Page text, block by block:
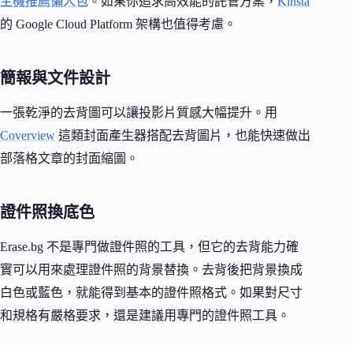
的 Google Cloud Platform 架構也值得考慮。
簡報與文件設計
一張乾淨的去背圖可以讓投影片質感大幅提升。用
Coverview 這類封面產生器搭配去背圖片，也能快速做出
部落格文章的封面縮圖。
證件照換底色
Erase.bg 不是專門做證件照的工具，但它的去背能力確
實可以用來處理證件照的背景替換。去背後把背景換成
白色或藍色，就能得到基本的證件照格式。如果對尺寸
和規格有嚴格要求，還是建議用專門的證件照工具。